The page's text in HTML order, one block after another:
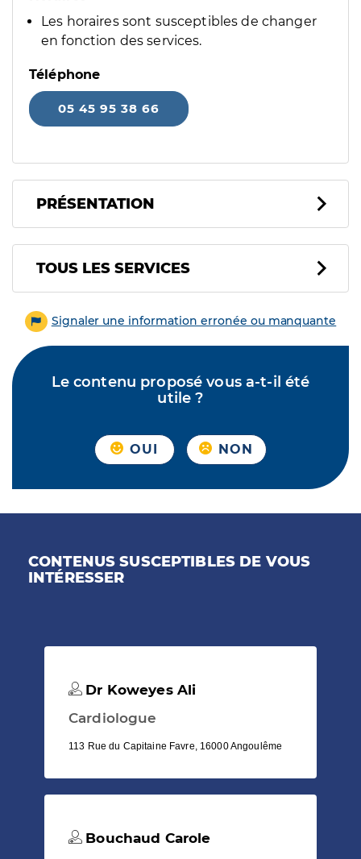
Les horaires sont susceptibles de changer
en fonction des services.
Téléphone
05 45 95 38 66
PRÉSENTATION
Tous les services
TOUS LES SERVICES
Signaler une information erronée ou manquante
Le contenu proposé vous a-t-il été
utile ?
OUI NON
CONTENUS SUSCEPTIBLES DE VOUS
INTÉRESSER
Dr Koweyes Ali
Cardiologue
113 Rue du Capitaine Favre, 16000 Angoulême
Bouchaud Carole